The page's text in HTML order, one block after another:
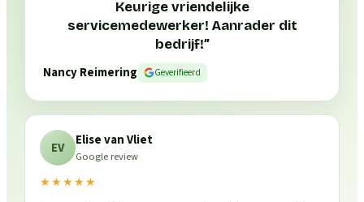
Keurige vriendelijke
servicemedewerker! Aanrader dit
bedrijf!”
Nancy Reimering
Geverifieerd
EV Elise van Vliet
Google review
★★★★★